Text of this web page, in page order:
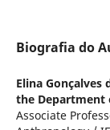
Biografia do
Elina Gonçalves
the Department
Associate